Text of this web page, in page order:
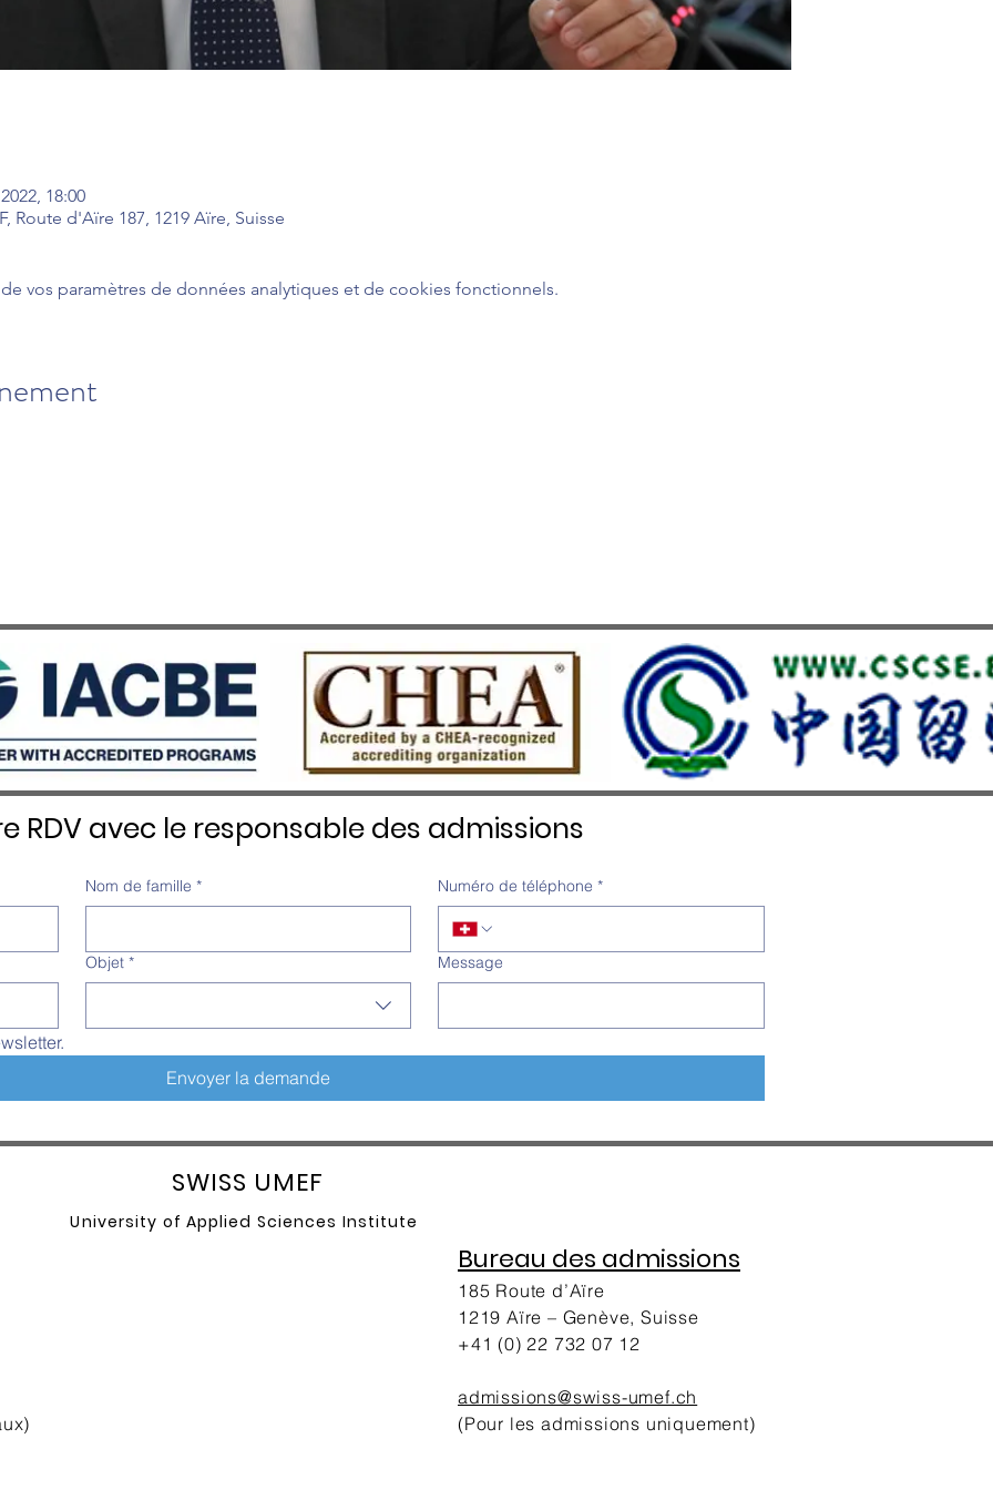
18:00
Route d'Aïre 187, 1219 Aïre, Suisse
vos paramètres de données analytiques et de cookies fonctionnels.
RDV avec le responsable des admissions
Nom de famille * Numéro de téléphone *
Objet * Message
Envoyer la demande
SWISS UMEF
University of Applied Sciences Institute
Bureau des admissions
185 Route d’Aïre
1219 Aïre – Genève, Suisse
+41 (0) 22 732 07 12
admissions@swiss-umef.ch
(Pour les admissions uniquement)